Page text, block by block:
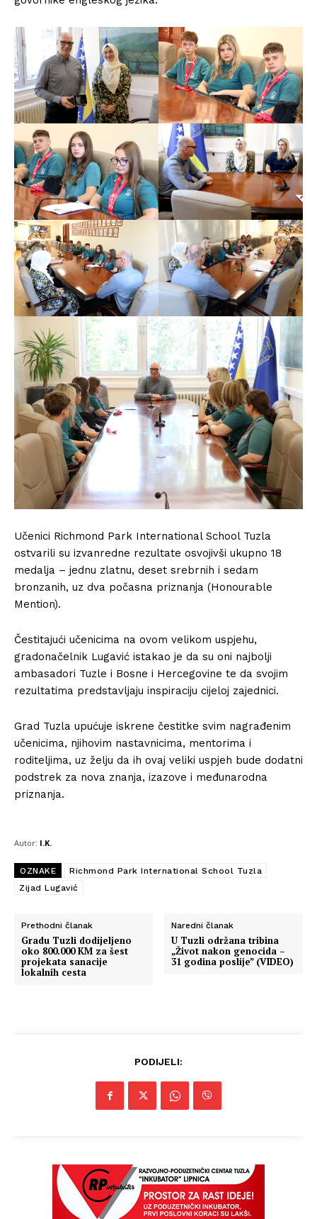
Učenici Richmond Park International School Tuzla
ostvarili su izvanredne rezultate osvojivši ukupno 18
medalja – jednu zlatnu, deset srebrnih i sedam
bronzanih, uz dva počasna priznanja (Honourable
Mention).
Čestitajući učenicima na ovom velikom uspjehu,
gradonačelnik Lugavić istakao je da su oni najbolji
ambasadori Tuzle i Bosne i Hercegovine te da svojim
rezultatima predstavljaju inspiraciju cijeloj zajednici.
Grad Tuzla upućuje iskrene čestitke svim nagrađenim
učenicima, njihovim nastavnicima, mentorima i
roditeljima, uz želju da ih ovaj veliki uspjeh bude dodatni
podstrek za nova znanja, izazove i međunarodna
priznanja.
Autor: I.K.
OZNAKE
Richmond Park International School Tuzla
Zijad Lugavić
Prethodni članak
Gradu Tuzli dodijeljeno
oko 800.000 KM za šest
projekata sanacije
lokalnih cesta
Naredni članak
U Tuzli održana tribina
„Život nakon genocida –
31 godina poslije” (VIDEO)
PODIJELI: